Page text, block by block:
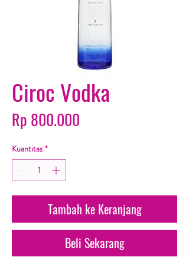
Ciroc Vodka
Rp 800.000
Kuantitas *
Tambah ke Keranjang
Beli Sekarang